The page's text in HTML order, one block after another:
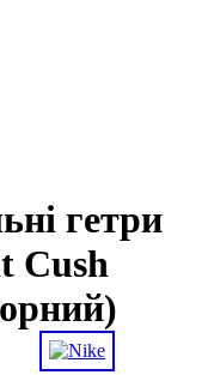
гетри
Cush